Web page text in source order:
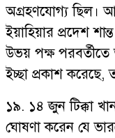
অগ্রহণযোগ্য ছিল।
ইয়াহিয়ার প্রদেশ
উভয় পক্ষ
ইচ্ছা প্রকাশ করেছে,
১৯. ১৪ জুন টিক্কা
ঘোষণা করেন যে